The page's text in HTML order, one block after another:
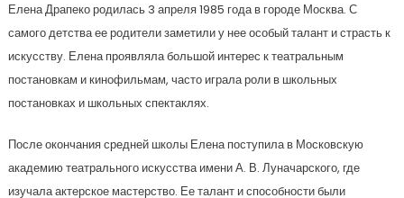
Елена Драпеко родилась 3 апреля 1985 года в городе Москва. С
самого детства ее родители заметили у нее особый талант и страсть к
искусству. Елена проявляла большой интерес к театральным
постановкам и кинофильмам, часто играла роли в школьных
постановках и школьных спектаклях.
После окончания средней школы Елена поступила в Московскую
академию театрального искусства имени А. В. Луначарского, где
изучала актерское мастерство. Ее талант и способности были